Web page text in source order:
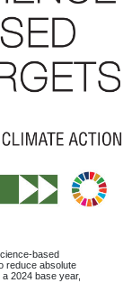
based
reduce absolute
2024 base year,